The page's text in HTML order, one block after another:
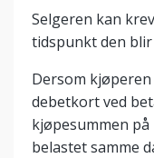
Selgeren kan
tidspunkt den
Dersom
debetkort ved
kjøpesummen
belastet samme